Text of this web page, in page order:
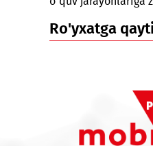
o‘quv
Ro'yxatga